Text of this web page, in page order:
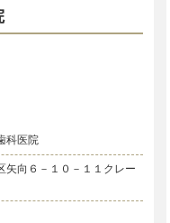
科医院
矢向６－１０－１１クレー